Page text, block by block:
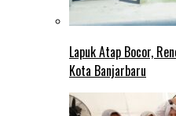
Lapuk Atap Bocor,
Kota Banjarbaru